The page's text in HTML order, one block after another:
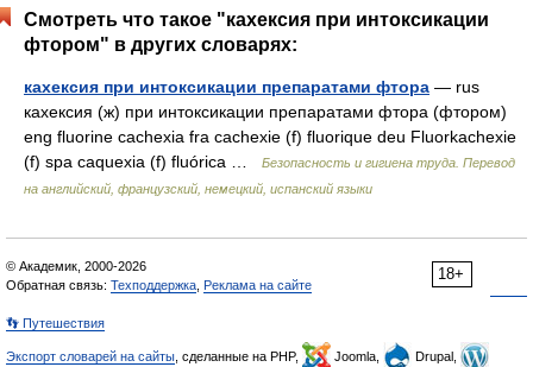
Смотреть что такое "кахексия при интоксикации
фтором" в других словарях:
кахексия при интоксикации препаратами фтора — rus
кахексия (ж) при интоксикации препаратами фтора (фтором)
eng fluorine cachexia fra cachexie (f) fluorique deu Fluorkachexie
(f) spa caquexia (f) fluórica …
Безопасность и гигиена труда. Перевод
на английский, французский, немецкий, испанский языки
18+
© Академик, 2000-2026
Обратная связь: Техподдержка Реклама на сайте
👣 Путешествия
Экспорт словарей на сайты , сделанные на PHP, Joomla,
Drupal,